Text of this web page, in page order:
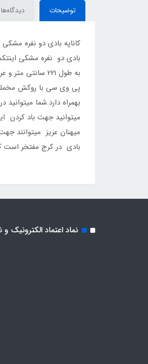
توضیحات دیدگاه‌ها
کاناپه بادی دو نفره
بادی دو نفره مشکی
پی وی سی با روکش مخملی
بهمراه دارد.شما
میتوانید جهت باد
بادی در کرج مفتخر است کلیه محصولات خود را به
نماد اعتماد الکترونیک